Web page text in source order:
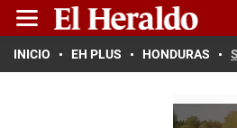
INICIO EH PLUS HONDURAS